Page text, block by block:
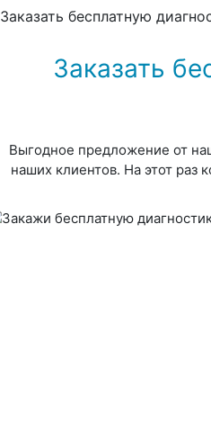
Заказать бесплатную
Заказать
Выгодное предложение от
наших клиентов. На этот раз